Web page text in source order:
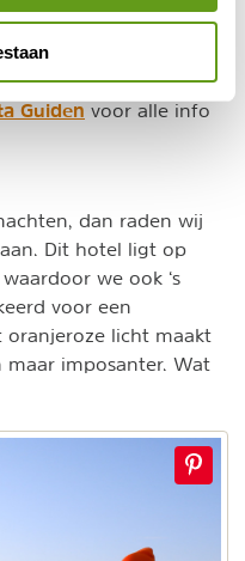
een bezoek
gaat krijg je zoveel
Guiden voor alle info
dan raden wij
aan. Dit hotel ligt op
we ook ‘s
voor een
oranjeroze licht maakt
maar imposanter. Wat